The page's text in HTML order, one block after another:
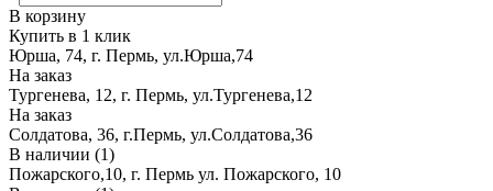
В корзину
Купить в 1 клик
Юрша, 74, г. Пермь, ул.Юрша,74
На заказ
Тургенева, 12, г. Пермь, ул.Тургенева,12
На заказ
Солдатова, 36, г.Пермь, ул.Солдатова,36
В наличии (1)
Пожарского,10, г. Пермь ул. Пожарского, 10